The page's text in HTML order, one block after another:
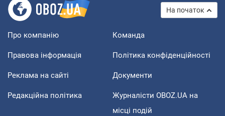
На початок
Про компанію Команда
Правова інформація Політика конфіденційності
Реклама на сайті Документи
Редакційна політика
Журналісти OBOZ.UA на
місці подій